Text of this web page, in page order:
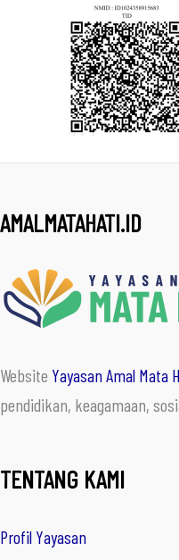
AMALMATAHATI.ID
Website Yayasan Amal Mata
pendidikan, keagamaan,
TENTANG KAMI
Profil Yayasan